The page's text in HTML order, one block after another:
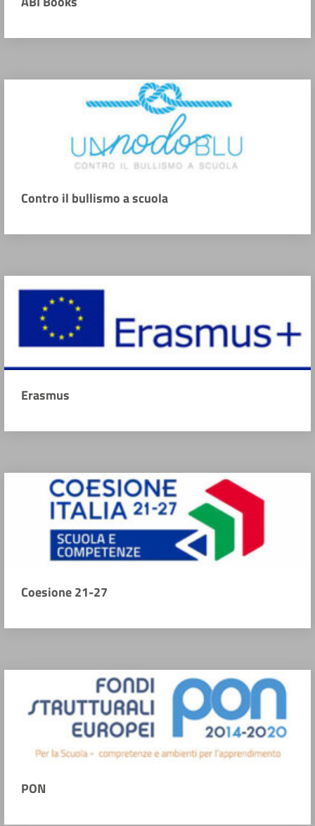
Contro il bullismo a scuola
Erasmus
Coesione 21-27
PON